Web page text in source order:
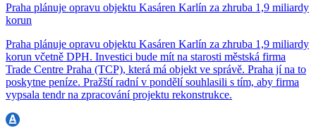
Praha plánuje opravu objektu Kasáren Karlín za zhruba 1,9 miliardy
korun
Praha plánuje opravu objektu Kasáren Karlín za zhruba 1,9 miliardy
korun včetně DPH. Investici bude mít na starosti městská firma
Trade Centre Praha (TCP), která má objekt ve správě. Praha jí na to
poskytne peníze. Pražští radní v pondělí souhlasili s tím, aby firma
vypsala tendr na zpracování projektu rekonstrukce.